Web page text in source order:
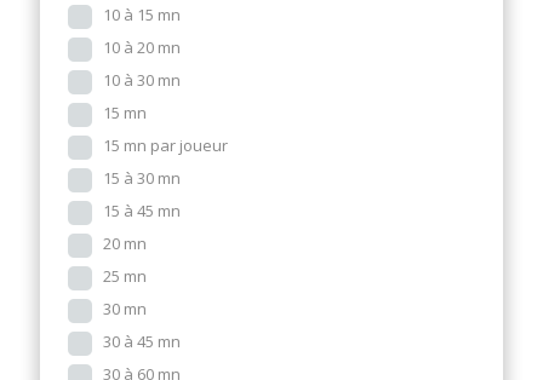
10 à 15 mn
10 à 20 mn
10 à 30 mn
15 mn
15 mn par joueur
15 à 30 mn
15 à 45 mn
20 mn
25 mn
30 mn
30 à 45 mn
30 à 60 mn